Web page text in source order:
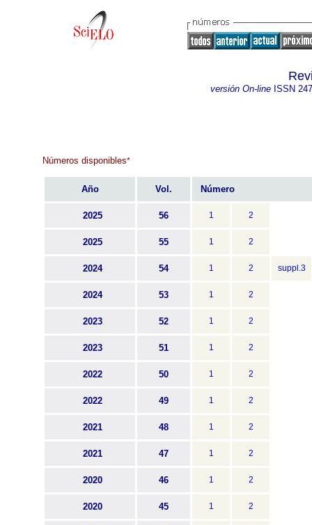
versión On-lineISSN
Números disponibles*
Año Vol. Número
2025 56 1 2
2025 55 1 2
2024 54 1 2 suppl.3
2024 53 1 2
2023 52 1 2
2023 51 1 2
2022 50 1 2
2022 49 1 2
2021 48 1 2
2021 47 1 2
2020 46 1 2
2020 45 1 2